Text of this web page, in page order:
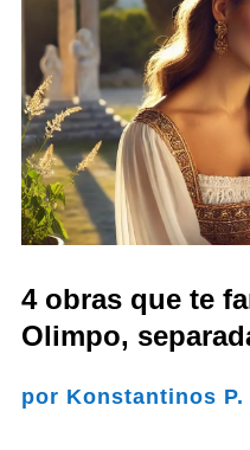
4 obras que te
Olimpo,
por Konstantinos P.